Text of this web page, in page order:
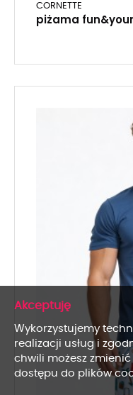
CORNETTE
piżama
Wykorzystujemy
realizacji usług i
chwili możesz
dostępu do plików